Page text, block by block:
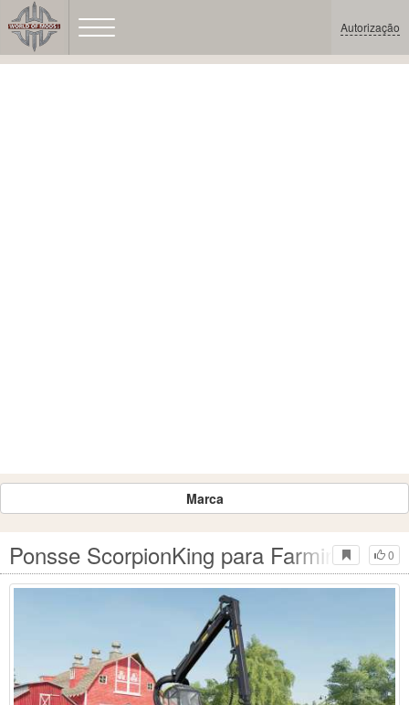
Autorização
Marca
0
Ponsse ScorpionKing para Farming